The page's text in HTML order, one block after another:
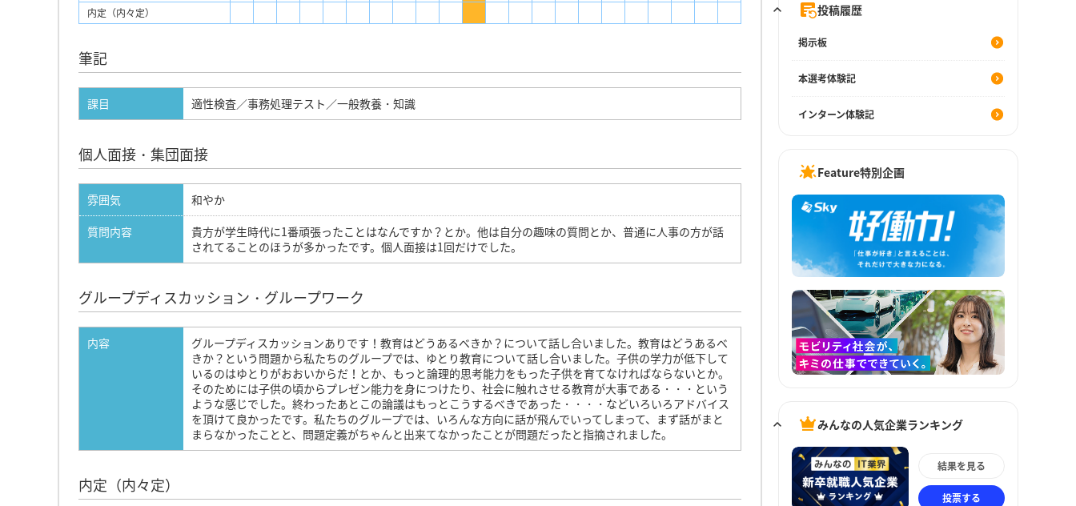
内定（内々定）
筆記
課目 適性検査／事務処理テスト／一般教養・知識
個人面接・集団面接
雰囲気
和やか
質問内容
貴方が学生時代に1番頑張ったことはなんですか？とか。他は自分の趣味の質問とか、普通に人事の方が話
されてることのほうが多かったです。個人面接は1回だけでした。
グループディスカッション・グループワーク
内容
グループディスカッションありです！教育はどうあるべきか？について話し合いました。教育はどうあるべ
きか？という問題から私たちのグループでは、ゆとり教育について話し合いました。子供の学力が低下して
いるのはゆとりがおおいからだ！とか、もっと論理的思考能力をもった子供を育てなければならないとか。
そのためには子供の頃からプレゼン能力を身につけたり、社会に触れさせる教育が大事である・・・という
ような感じでした。終わったあとこの論議はもっとこうするべきであった・・・・などいろいろアドバイス
を頂けて良かったです。私たちのグループでは、いろんな方向に話が飛んでいってしまって、まず話がまと
まらなかったことと、問題定義がちゃんと出来てなかったことが問題だったと指摘されました。
内定（内々定）
投稿履歴
掲示板
本選考体験記
インターン体験記
Feature特別企画
みんなの人気企業ランキング
結果を見る
投票する